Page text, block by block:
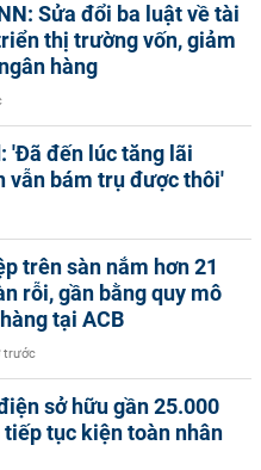
Sửa đổi ba luật về tài
thị trường vốn, giảm
hàng
'Đã đến lúc tăng lãi
vẫn bám trụ được thôi'
trên sàn nắm hơn 21
rỗi, gần bằng quy mô
tại ACB
trước
sở hữu gần 25.000
tục kiện toàn nhân